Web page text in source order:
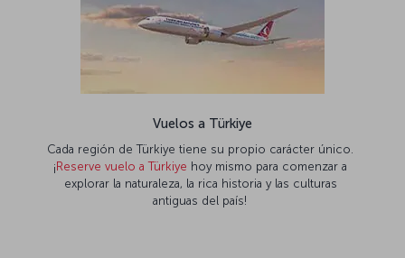
Vuelos a Türkiye
Cada región de Türkiye tiene su propio carácter único.
¡Reserve vuelo a Türkiye hoy mismo para comenzar a
explorar la naturaleza, la rica historia y las culturas
antiguas del país!